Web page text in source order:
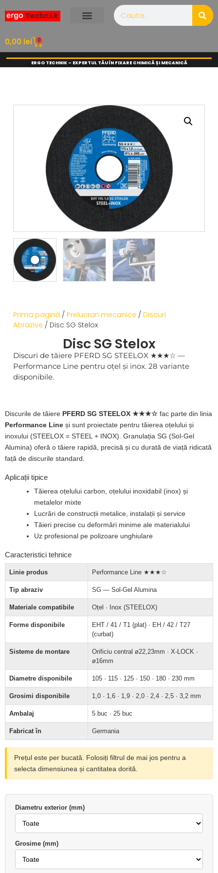
0,00 lei 0
ERGO TECHNIK – EXPERTUL TĂU ÎN FIXARE CHIMICĂ ȘI MECANICĂ
Prima pagină/ Prelucrari mecanice / Discuri
Abrazive / Disc SG Stelox
Disc SG Stelox
Discuri de tăiere PFERD SG STEELOX ★★★☆ —
Performance Line pentru oțel și inox. 28 variante
disponibile.
Discurile de tăiere PFERD SG STEELOX ★★★☆ fac parte din linia
Performance Line și sunt proiectate pentru tăierea oțelului și
inoxului (STEELOX = STEEL + INOX). Granulația SG (Sol-Gel
Alumina) oferă o tăiere rapidă, precisă și cu durată de viață ridicată
față de discurile standard.
Aplicații tipice
Tăierea oțelului carbon, oțelului inoxidabil (inox) și
metalelor mixte
Lucrări de construcții metalice, instalații și service
Tăieri precise cu deformări minime ale materialului
Uz profesional pe polizoare unghiulare
Caracteristici tehnice
Linie produs Performance Line ★★★☆
Tip abraziv SG — Sol-Gel Alumina
Materiale compatibile Oțel · Inox (STEELOX)
Forme disponibile
EHT / 41 / T1 (plat) · EH / 42 / T27
(curbat)
Sisteme de montare
Orificiu central ø22,23mm · X-LOCK ·
ø16mm
Diametre disponibile 105 · 115 · 125 · 150 · 180 · 230 mm
Grosimi disponibile 1,0 · 1,6 · 1,9 · 2,0 · 2,4 · 2,5 · 3,2 mm
Ambalaj 5 buc · 25 buc
Fabricat în Germania
Prețul este per bucată. Folosiți filtrul de mai jos pentru a
selecta dimensiunea și cantitatea dorită.
Diametru exterior (mm)
Grosime (mm)